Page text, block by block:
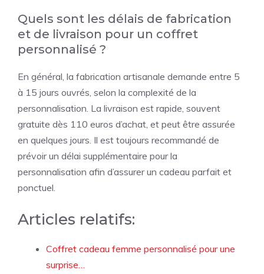
Quels sont les délais de fabrication
et de livraison pour un coffret
personnalisé ?
En général, la fabrication artisanale demande entre 5
à 15 jours ouvrés, selon la complexité de la
personnalisation. La livraison est rapide, souvent
gratuite dès 110 euros d’achat, et peut être assurée
en quelques jours. Il est toujours recommandé de
prévoir un délai supplémentaire pour la
personnalisation afin d’assurer un cadeau parfait et
ponctuel.
Articles relatifs:
Coffret cadeau femme personnalisé pour une
surprise…